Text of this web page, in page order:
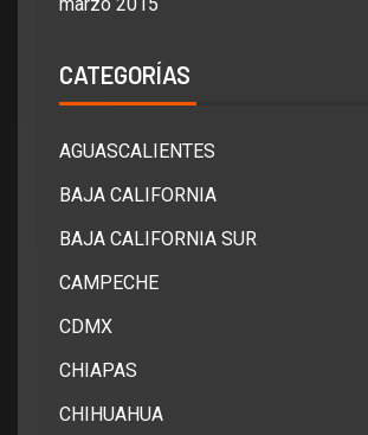
CATEGORÍAS
AGUASCALIENTES
BAJA CALIFORNIA
BAJA CALIFORNIA SUR
CAMPECHE
CDMX
CHIAPAS
CHIHUAHUA